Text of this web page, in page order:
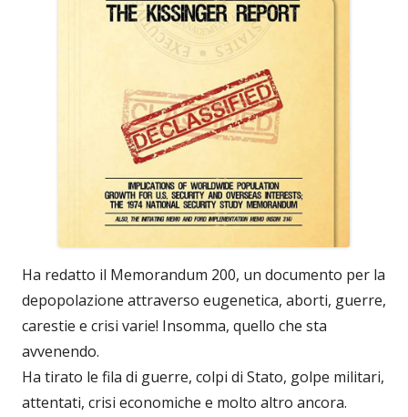
Ha redatto il Memorandum 200, un documento per la
depopolazione attraverso eugenetica, aborti, guerre,
carestie e crisi varie! Insomma, quello che sta
avvenendo.
Ha tirato le fila di guerre, colpi di Stato, golpe militari,
attentati, crisi economiche e molto altro ancora.